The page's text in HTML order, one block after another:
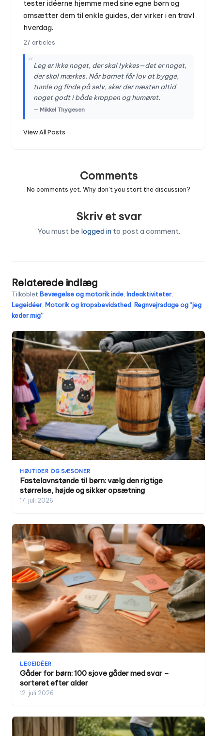
tester idéerne hjemme med sine egne børn og
omsætter dem til enkle guides, der virker i en travl
hverdag.
27 articles
“ Leg er ikke noget, der skal lykkes—det er noget,
der skal mærkes. Når barnet får lov at bygge,
tumle og finde på selv, sker der næsten altid
noget godt i både kroppen og humøret.
— Mikkel Thygesen
View All Posts
Comments
No comments yet. Why don’t you start the discussion?
Skriv et svar
You must be logged into post a comment.
Relaterede indlæg
Tilkoblet Bevægelse og motorik inde, Indeaktiviteter,
Legeidéer, Motorik og kropsbevidsthed, Regnvejrsdage og “jeg
keder mig”
HØJTIDER OG SÆSONER
Fastelavnstønde til børn: vælg den rigtige
størrelse, højde og sikker opsætning
17. juli 2026
LEGEIDÉER
Gåder for børn: 100 sjove gåder med svar –
sorteret efter alder
12. juli 2026